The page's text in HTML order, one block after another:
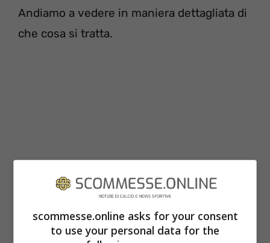
Andiamo a vedere in maniera dettagliata di
che cosa si tratta.
“Il grande colpo lo ha fatto il Napoli”:
scommesse.online asks for your consent
to use your personal data for the